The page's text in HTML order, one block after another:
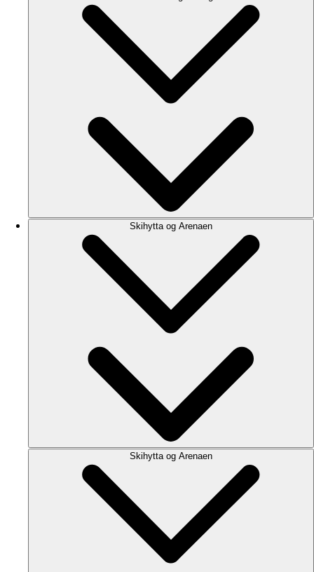
Skihytta og Arenaen
Skihytta og Arenaen